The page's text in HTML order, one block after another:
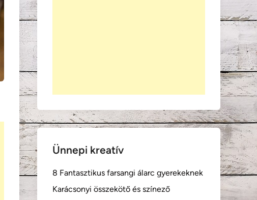
Ünnepi kreatív
8 Fantasztikus farsangi álarc gyerekeknek
Karácsonyi összekötő és színező